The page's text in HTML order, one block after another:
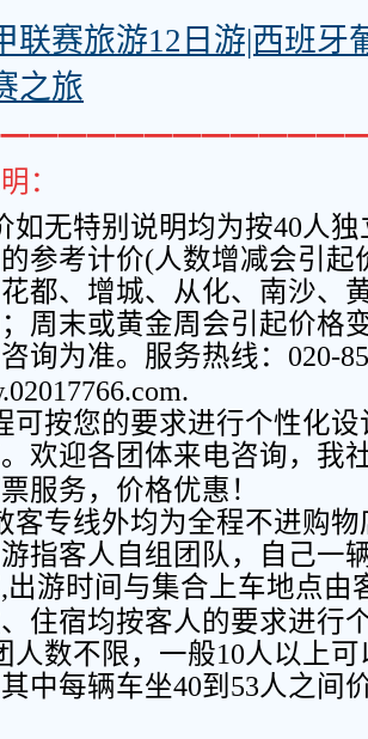
联赛旅游12日游|西班牙
之旅
：
如无特别说明均为按40人独
参考计价(人数增减会引起
都、增城、从化、南沙、
周末或黄金周会引起价格
询为准。服务热线： 020-
可按您的要求进行个性化
欢迎各团体来电咨询，我
服务，价格优惠！
客专线外均为全程不进购
游指客人自组团队，自己一
,出游时间与集合上车地点由
住宿均按客人的要求进行
人数不限，一般10人以上
中每辆车坐40到 53人之间